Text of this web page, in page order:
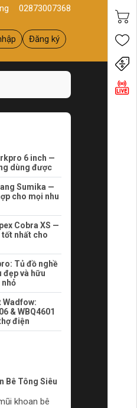
- Chất lượng
02873007368
Đăng ký
6 inch —
dùng được
Sumika —
cho mọi nhu
Cobra XS —
nhất cho
Tủ đồ nghề
và hữu
Wadfow:
& WBQ4601
điện
Bê Tông Siêu
khoan bê